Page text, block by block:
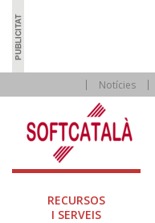
Notícies
RECURSOS
I SERVEIS